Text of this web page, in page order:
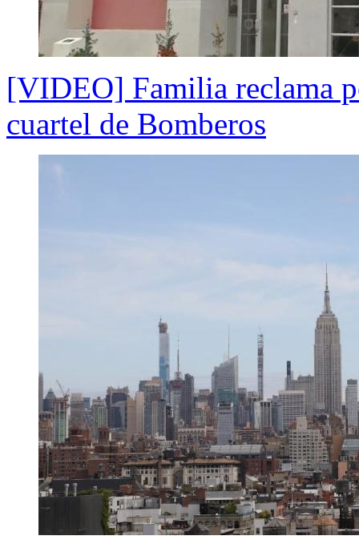
[VIDEO] Familia reclama
cuartel de Bomberos